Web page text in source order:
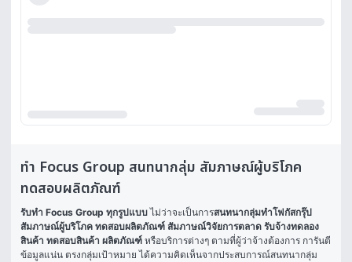
ทำ Focus Group สนทนากลุ่ม สัมภาษณ์ผู้บริโภค
ทดสอบผลิตภัณฑ์
รับทำ Focus Group ทุกรูปแบบ ไม่ว่าจะเป็นการสนทนากลุ่มทำโฟกัสกรุ๊ป
สัมภาษณ์ผู้บริโภค ทดสอบผลิตภัณฑ์ สัมภาษณ์วิจัยการตลาด รับจ้างทดลอง
สินค้า ทดสอบสินค้า ผลิตภัณฑ์ หรือบริการต่างๆ ตามที่ผู้ว่าจ้างต้องการ การันตี
ข้อมูลแน่น ตรงกลุ่มเป้าหมาย ได้ความคิดเห็นจากประสบการณ์สนทนากลุ่ม